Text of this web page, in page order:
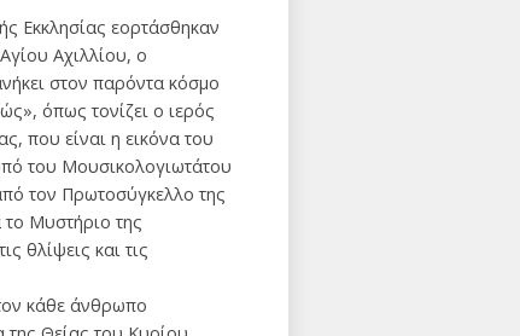
Εκκλησίας εορτάσθηκαν
Αχιλλίου, ο
στον παρόντα κόσμο
όπως τονίζει ο ιερός
που είναι η εικόνα του
του Μουσικολογιωτάτου
τον Πρωτοσύγκελλο της
Μυστήριο της
θλίψεις και τις
κάθε άνθρωπο